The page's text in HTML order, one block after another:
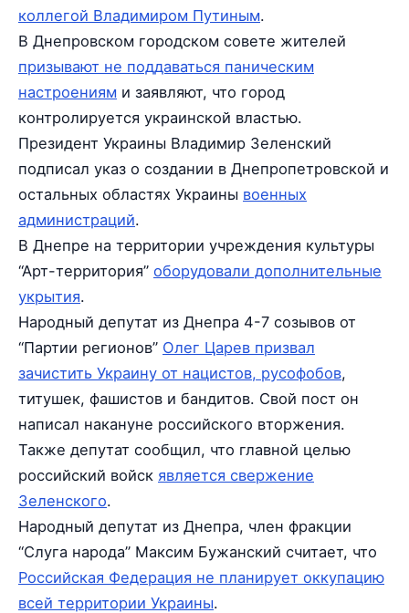
коллегой Владимиром Путиным.
В Днепровском городском совете жителей
призывают не поддаваться паническим
настроениям и заявляют, что город
контролируется украинской властью.
Президент Украины Владимир Зеленский
подписал указ о создании в Днепропетровской и
остальных областях Украины военных
администраций.
В Днепре на территории учреждения культуры
“Арт-территория” оборудовали дополнительные
укрытия.
Народный депутат из Днепра 4-7 созывов от
“Партии регионов” Олег Царев призвал
зачистить Украину от нацистов, русофобов,
титушек, фашистов и бандитов. Свой пост он
написал накануне российского вторжения.
Также депутат сообщил, что главной целью
российский войск является свержение
Зеленского.
Народный депутат из Днепра, член фракции
“Слуга народа” Максим Бужанский считает, что
Российская Федерация не планирует оккупацию
всей территории Украины.